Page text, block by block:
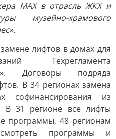
МАХ в отрасль ЖКХ и
музейно-храмового
лифтов в домах для
Техрегламента
Договоры подряда
В 34 регионах замена
софинансирования из
В 31 регионе все лифты
программы, 48 регионам
программы и